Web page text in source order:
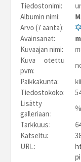
Tiedostonimi:
Albumin nimi:
Arvo (7 ääntä):
Avainsanat:
Kuvaajan nimi:
Kuva otettu
pvm:
Paikkakunta:
Tiedostokoko:
Lisätty
galleriaan:
Tarkkuus:
Katseltu:
URL: